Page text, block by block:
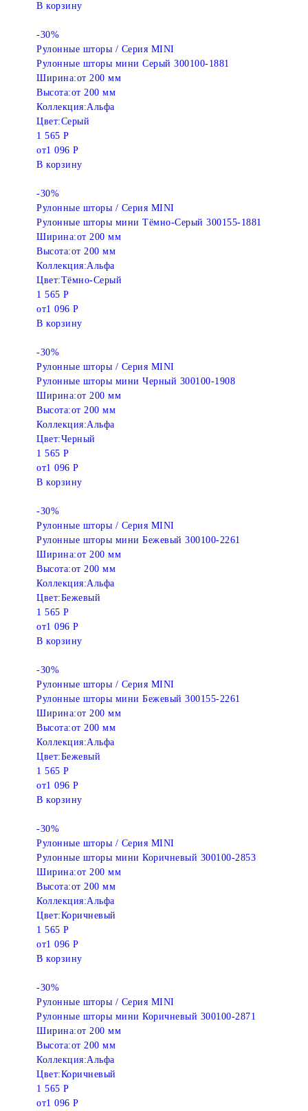
В корзину
-30%
Рулонные шторы / Серия MINI
Рулонные шторы мини Серый 300100-1881
Ширина:от 200 мм
Высота:от 200 мм
Коллекция:Альфа
Цвет:Серый
1 565 Р
от1 096 Р
В корзину
-30%
Рулонные шторы / Серия MINI
Рулонные шторы мини Тёмно-Серый 300155-1881
Ширина:от 200 мм
Высота:от 200 мм
Коллекция:Альфа
Цвет:Тёмно-Серый
1 565 Р
от1 096 Р
В корзину
-30%
Рулонные шторы / Серия MINI
Рулонные шторы мини Черный 300100-1908
Ширина:от 200 мм
Высота:от 200 мм
Коллекция:Альфа
Цвет:Черный
1 565 Р
от1 096 Р
В корзину
-30%
Рулонные шторы / Серия MINI
Рулонные шторы мини Бежевый 300100-2261
Ширина:от 200 мм
Высота:от 200 мм
Коллекция:Альфа
Цвет:Бежевый
1 565 Р
от1 096 Р
В корзину
-30%
Рулонные шторы / Серия MINI
Рулонные шторы мини Бежевый 300155-2261
Ширина:от 200 мм
Высота:от 200 мм
Коллекция:Альфа
Цвет:Бежевый
1 565 Р
от1 096 Р
В корзину
-30%
Рулонные шторы / Серия MINI
Рулонные шторы мини Коричневый 300100-2853
Ширина:от 200 мм
Высота:от 200 мм
Коллекция:Альфа
Цвет:Коричневый
1 565 Р
от1 096 Р
В корзину
-30%
Рулонные шторы / Серия MINI
Рулонные шторы мини Коричневый 300100-2871
Ширина:от 200 мм
Высота:от 200 мм
Коллекция:Альфа
Цвет:Коричневый
1 565 Р
от1 096 Р